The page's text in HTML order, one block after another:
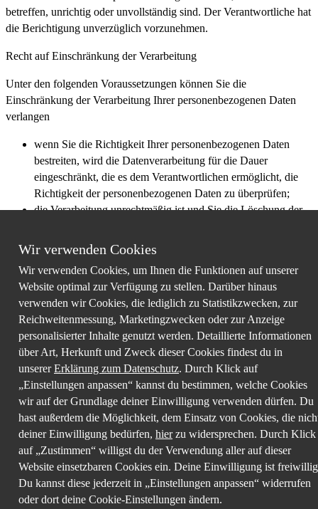
betreffen, unrichtig oder unvollständig sind. Der Verantwortliche hat
die Berichtigung unverzüglich vorzunehmen.
Recht auf Einschränkung der Verarbeitung
Unter den folgenden Voraussetzungen können Sie die
Einschränkung der Verarbeitung Ihrer personenbezogenen Daten
verlangen
wenn Sie die Richtigkeit Ihrer personenbezogenen Daten
bestreiten, wird die Datenverarbeitung für die Dauer
eingeschränkt, die es dem Verantwortlichen ermöglicht, die
Richtigkeit der personenbezogenen Daten zu überprüfen;
die Verarbeitung unrechtmäßig ist und Sie die Löschung der
Einschränkung der Nutzung der personenbezogenen Daten
der Verantwortliche die personenbezogenen Daten für die
Zwecke der Verarbeitung nicht länger benötigt, Sie diese
jedoch zur Geltendmachung, Ausübung oder Verteidigung
von Rechtsansprüchen benötigen, oder
wenn Sie Widerspruch gegen die Verarbeitung gemäß Art. 21
Abs. 1 DSGVO eingelegt haben und noch nicht feststeht, ob
die berechtigten Gründe des Verantwortlichen gegenüber
Ihren Gründen überwiegen.
Wurde die Verarbeitung der Sie betreffenden personenbezogenen
Daten eingeschränkt, dürfen diese Daten – von ihrer Speicherung
abgesehen – nur mit Ihrer Einwilligung oder zur Geltendmachung,
Ausübung oder Verteidigung von Rechtsansprüchen oder zum
Schutz der Rechte einer anderen natürlichen oder juristischen Person
oder aus Gründen eines wichtigen öffentlichen Interesses der Union
Wir verwenden Cookies
Wir verwenden Cookies, um Ihnen die Funktionen auf unserer
Website optimal zur Verfügung zu stellen. Darüber hinaus
verwenden wir Cookies, die lediglich zu Statistikzwecken, zur
Reichweitenmessung, Marketingzwecken oder zur Anzeige
personalisierter Inhalte genutzt werden. Detaillierte Informationen
über Art, Herkunft und Zweck dieser Cookies findest du in
unsererErklärung zum Datenschutz. Durch Klick auf
„Einstellungen anpassen“ kannst du bestimmen, welche Cookies
wir auf der Grundlage deiner Einwilligung verwenden dürfen. Du
hast außerdem die Möglichkeit, dem Einsatz von Cookies, die
deiner Einwilligung bedürfen, hierzu widersprechen. Durch Klick
auf „Zustimmen“ willigst du der Verwendung aller auf dieser
Website einsetzbaren Cookies ein. Deine Einwilligung ist
Du kannst diese jederzeit in „Einstellungen anpassen“ widerrufen
oder dort deine Cookie-Einstellungen ändern.